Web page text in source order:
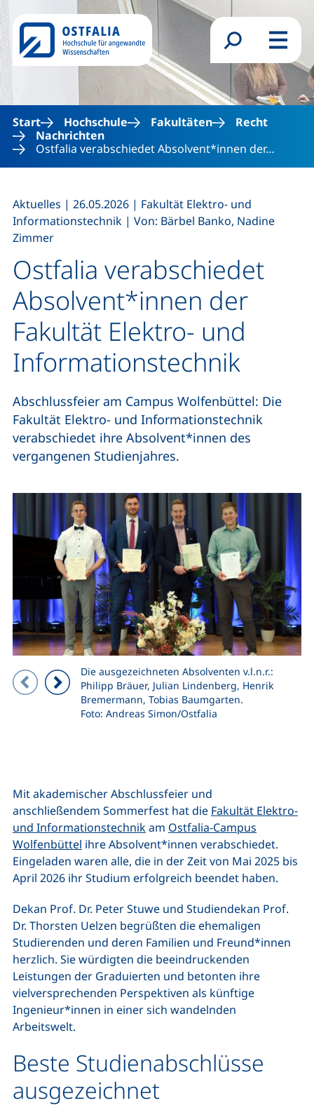
Direkt zum Inhalt
Suchformular
Menü
Start Hochschule Fakultäten
Recht
Nachrichten
Ostfalia verabschiedet Absolvent*innen der…
Ostfalia verabschiedet
Absolvent*innen der
Fakultät Elektro- und
Informationstechnik
Aktuelles | 26.05.2026 | Fakultät Elektro- und
Informationstechnik | Von: Bärbel Banko, Nadine
Zimmer
Abschlussfeier am Campus Wolfenbüttel: Die
Fakultät Elektro- und Informationstechnik
verabschiedet ihre Absolvent*innen des
vergangenen Studienjahres.
Die ausgezeichneten Absolventen v.l.n.r.:
Philipp Bräuer, Julian Lindenberg, Henrik
Bremermann, Tobias Baumgarten.
Foto: Andreas Simon/Ostfalia
Zeigt Folie 1 von 2
Vorheriges Bild
Nächstes Bild
Mit akademischer Abschlussfeier und
anschließendem Sommerfest hat die Fakultät Elektro-
und Informationstechnikam Ostfalia-Campus
Wolfenbüttel ihre Absolvent*innen verabschiedet.
Eingeladen waren alle, die in der Zeit von Mai 2025 bis
April 2026 ihr Studium erfolgreich beendet haben.
Dekan Prof. Dr. Peter Stuwe und Studiendekan Prof.
Dr. Thorsten Uelzen begrüßten die ehemaligen
Studierenden und deren Familien und Freund*innen
herzlich. Sie würdigten die beeindruckenden
Leistungen der Graduierten und betonten ihre
vielversprechenden Perspektiven als künftige
Ingenieur*innen in einer sich wandelnden
Arbeitswelt.
Beste Studienabschlüsse
ausgezeichnet